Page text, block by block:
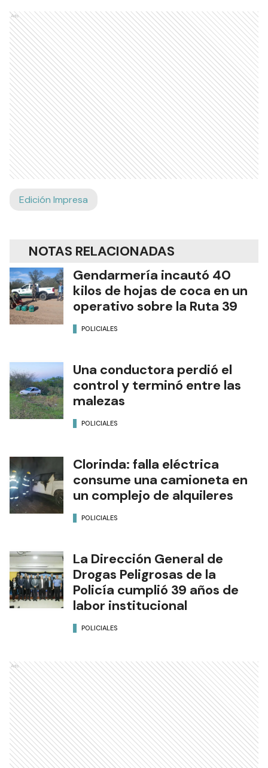
Ads
Edición Impresa
NOTAS RELACIONADAS
Gendarmería incautó 40
kilos de hojas de coca en un
operativo sobre la Ruta 39
POLICIALES
Una conductora perdió el
control y terminó entre las
malezas
POLICIALES
Clorinda: falla eléctrica
consume una camioneta en
un complejo de alquileres
POLICIALES
La Dirección General de
Drogas Peligrosas de la
Policía cumplió 39 años de
labor institucional
POLICIALES
Ads